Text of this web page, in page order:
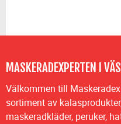
MASKERADEXPERTEN I
Välkommen till
sortiment av
maskeradkläder, peruker,